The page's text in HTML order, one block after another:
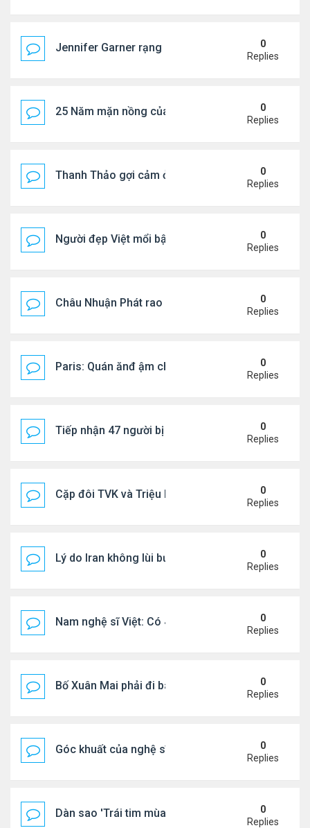
Jennifer Garner rạng rỡ bên bạn trai kém 6 tuổi
0
Replies
25 Năm mặn nồng của 'Điệp viên 007'
0
Replies
Thanh Thảo gợi cảm ở tuổi 49
0
Replies
Người đẹp Việt mổi bật giữa dàn sao châu Á
0
Replies
Châu Nhuận Phát rao bán tài sản
0
Replies
Paris: Quán ănđ ậm chất Việt đông kín khách chờ
0
Replies
Tiếp nhận 47 người bị Mỹ trục xuất, Công an
0
Replies
Cặp đôi TVK và Triệu Mẫn được yêu thích nhất
0
Replies
Lý do Iran không lùi bước trước lời đe dọa của
0
Replies
Nam nghệ sĩ Việt: Có 4 nhà ở Pháp, sống gần
0
Replies
Bố Xuân Mai phải đi bán cơm ở Mỹ
0
Replies
Góc khuất của nghệ sĩ Hoài Tâm
0
Replies
Dàn sao 'Trái tim mùa thu' sau 26 năm
0
Replies